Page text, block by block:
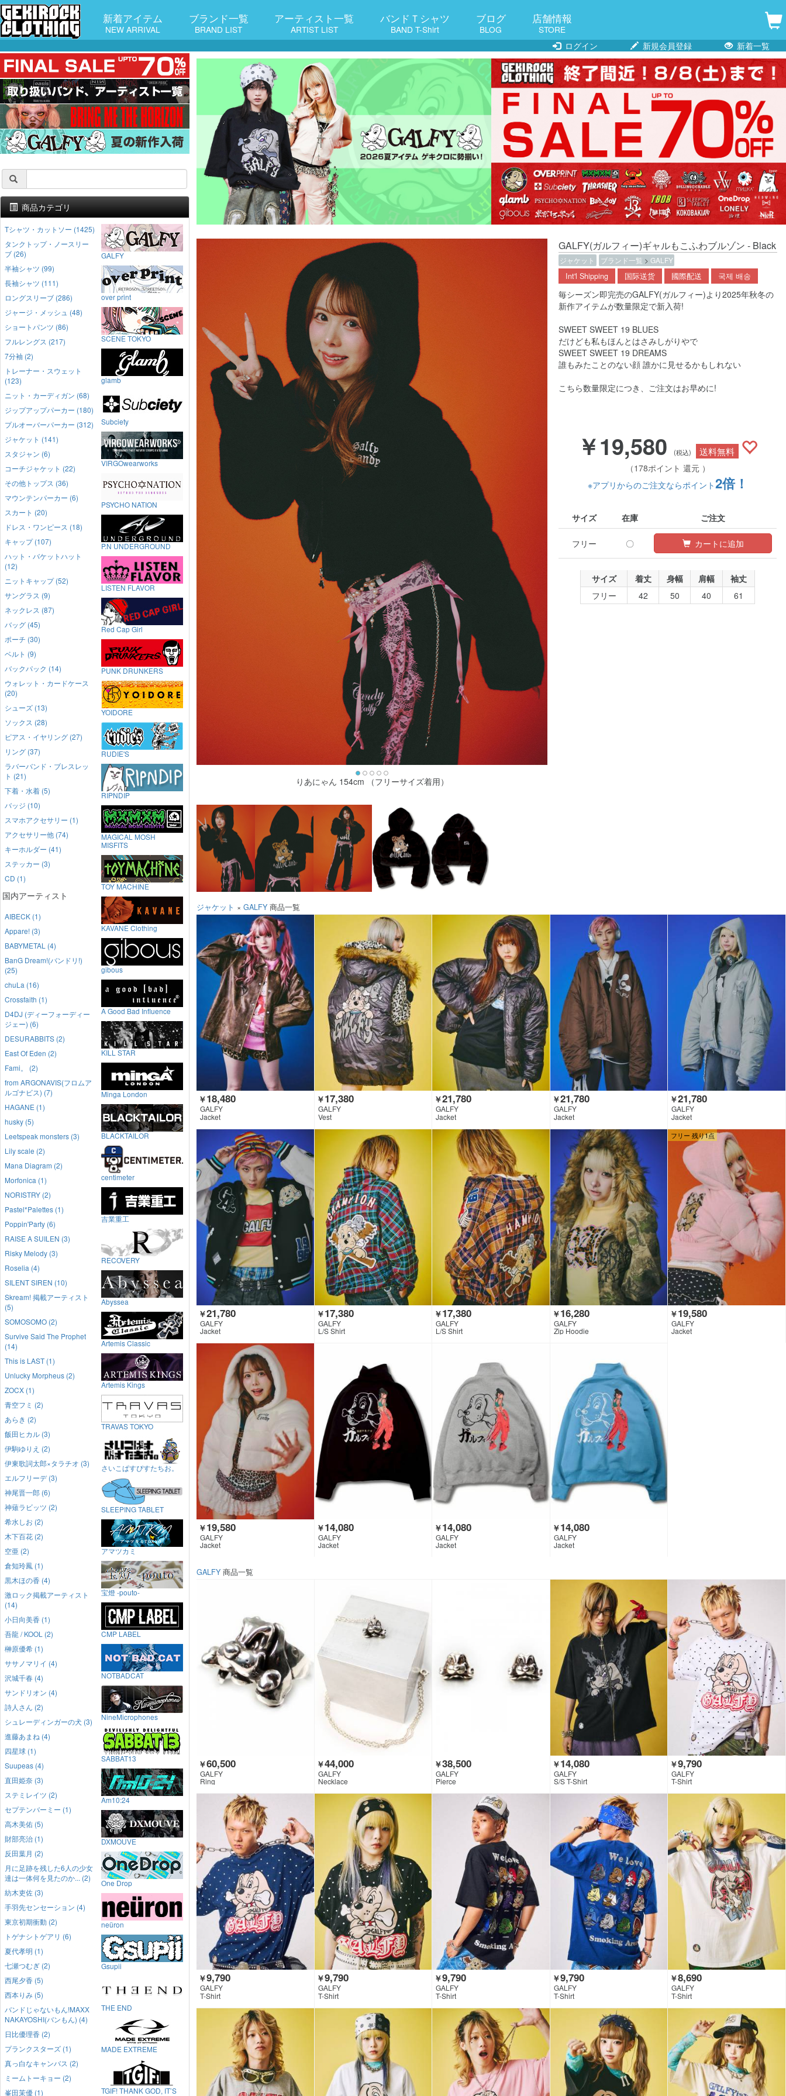
新着アイテム
NEW ARRIVAL
ブランド一覧
BRAND LIST
アーティスト一覧
ARTIST LIST
バンドＴシャツ
BAND T-Shirt
ブログ
BLOG
店舗情報
STORE
ログイン
新規会員登録 新着一覧
りあにゃん 154cm （フリーサイズ着用）
GALFY(ガルフィー)ギャルもこふわブルゾン - Black
ジャケット ブランド一覧 > GALFY
Int'l Shipping 国际送货 國際配送 국제 배송
毎シーズン即完売のGALFY(ガルフィー)より2025年秋冬の
新作アイテムが数量限定で新入荷!
SWEET SWEET 19 BLUES
だけども私もほんとはさみしがりやで
SWEET SWEET 19 DREAMS
誰もみたことのない顔 誰かに見せるかもしれない
こちら数量限定につき、ご注文はお早めに!
￥19,580 (税込) 送料無料
（178ポイント 還元 ）
※アプリからのご注文ならポイント2倍！
サイズ 在庫 ご注文
フリー 〇 カートに追加
サイズ 着丈 身幅 肩幅
袖丈
フリー
42 50 40 61
ジャケット × GALFY 商品一覧
￥18,480
GALFY
Jacket
￥17,380
GALFY
Vest
￥21,780
GALFY
Jacket
￥21,780
GALFY
Jacket
￥21,780
GALFY
Jacket
￥21,780
GALFY
Jacket
￥17,380
GALFY
L/S Shirt
￥17,380
GALFY
L/S Shirt
￥16,280
GALFY
Zip Hoodie
フリー 残り1点
￥19,580
GALFY
Jacket
￥19,580
GALFY
Jacket
￥14,080
GALFY
Jacket
￥14,080
GALFY
Jacket
￥14,080
GALFY
Jacket
GALFY 商品一覧
￥60,500
GALFY
Ring
￥44,000
GALFY
Necklace
￥38,500
GALFY
Pierce
￥14,080
GALFY
S/S T-Shirt
￥9,790
GALFY
T-Shirt
￥9,790
GALFY
T-Shirt
￥9,790
GALFY
T-Shirt
￥9,790
GALFY
T-Shirt
￥9,790
GALFY
T-Shirt
￥8,690
GALFY
T-Shirt
商品カテゴリ
Tシャツ・カットソー (1425)
タンクトップ・ノースリー
ブ (26)
半袖シャツ (99)
長袖シャツ (111)
ロングスリーブ (286)
ジャージ・メッシュ (48)
ショートパンツ (86)
フルレングス (217)
7分袖 (2)
トレーナー・スウェット
(123)
ニット・カーディガン (68)
ジップアップパーカー (180)
プルオーバーパーカー (312)
ジャケット (141)
スタジャン (6)
コーチジャケット (22)
その他トップス (36)
マウンテンパーカー (6)
スカート (20)
ドレス・ワンピース (18)
キャップ (107)
ハット・バケットハット
(12)
ニットキャップ (52)
サングラス (9)
ネックレス (87)
バッグ (45)
ポーチ (30)
ベルト (9)
バックパック (14)
ウォレット・カードケース
(20)
シューズ (13)
ソックス (28)
ピアス・イヤリング (27)
リング (37)
ラバーバンド・ブレスレッ
ト (21)
下着・水着 (5)
バッジ (10)
スマホアクセサリー (1)
アクセサリー他 (74)
キーホルダー (41)
ステッカー (3)
CD (1)
国内アーティスト
AIBECK (1)
Appare! (3)
BABYMETAL (4)
BanG Dream!(バンドリ!)
(25)
chuLa (16)
Crossfaith (1)
D4DJ (ディーフォーディー
ジェー) (6)
DESURABBITS (2)
East Of Eden (2)
Fami。 (2)
from ARGONAVIS(フロムア
ルゴナビス) (7)
HAGANE (1)
husky (5)
Leetspeak monsters (3)
Lily scale (2)
Mana Diagram (2)
Morfonica (1)
NORISTRY (2)
Pastel*Palettes (1)
Poppin'Party (6)
RAISE A SUILEN (3)
Risky Melody (3)
Roselia (4)
SILENT SIREN (10)
Skream! 掲載アーティスト
(5)
SOMOSOMO (2)
Survive Said The Prophet
(14)
This is LAST (1)
Unlucky Morpheus (2)
ZOCX (1)
青空フミ (2)
あらき (2)
飯田ヒカル (3)
伊駒ゆりえ (2)
伊東歌詞太郎×タラチオ (3)
エルフリーデ (3)
神尾晋一郎 (6)
神薙ラビッツ (2)
希水しお (2)
木下百花 (2)
空亜 (2)
倉知玲鳳 (1)
黒木ほの香 (4)
激ロック掲載アーティスト
(14)
小日向美香 (1)
吾龍 / KOOL (2)
榊原優希 (1)
ササノマリイ (4)
沢城千春 (4)
サンドリオン (4)
詩人さん (2)
シュレーディンガーの犬 (3)
進藤あまね (4)
四星球 (1)
Suupeas (4)
直田姫奈 (3)
ステミレイツ (2)
セプテンバーミー (1)
高木美佑 (5)
財部亮治 (1)
反田葉月 (2)
月に足跡を残した6人の少女
達は一体何を見たのか... (2)
紡木吏佐 (3)
手羽先センセーション (4)
東京初期衝動 (2)
トゲナシトゲアリ (6)
夏代孝明 (1)
七瀬つむぎ (2)
西尾夕香 (5)
西本りみ (5)
バンドじゃないもん!MAXX
NAKAYOSHI(バンもん) (4)
日比優理香 (2)
プランクスターズ (1)
真っ白なキャンバス (2)
ミームトーキョー (2)
峯田茉優 (1)
GALFY
over print
SCENE TOKYO
glamb
Subciety
VIRGOwearworks
PSYCHO NATION
P.N UNDERGROUND
LISTEN FLAVOR
Red Cap Girl
PUNK DRUNKERS
YOIDORE
RUDIE'S
RIPNDIP
MAGICAL MOSH
MISFITS
TOY MACHINE
KAVANE Clothing
gibous
A Good Bad Influence
KILL STAR
Minga London
BLACKTAILOR
centimeter
吉業重工
RECOVERY
Abyssea
Artemis Classic
Artemis Kings
TRAVAS TOKYO
さいこぱすぴすたちお。
SLEEPING TABLET
アマツカミ
宝燈 -pouto-
CMP LABEL
NOTBADCAT
NineMicrophones
SABBAT13
Am10:24
DXMOUVE
One Drop
neüron
Gsupii
THE END
MADE EXTREME
TGIF! THANK GOD, IT’S